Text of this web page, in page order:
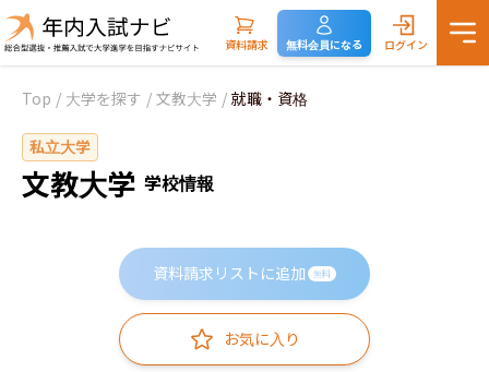
資料請求 無料会員になる ログイン
Top / 大学を探す / 文教大学 / 就職・資格
私立大学
文教大学 学校情報
資料請求リストに追加 無料
お気に入り